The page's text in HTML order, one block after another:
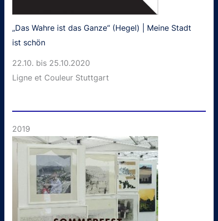
„Das Wahre ist das Ganze“ (Hegel) | Meine Stadt
ist schön
22.10. bis 25.10.2020
Ligne et Couleur Stuttgart
2019